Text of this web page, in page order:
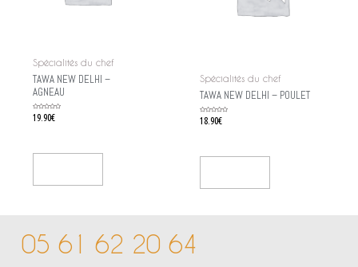
Spécialités du chef
TAWA NEW DELHI –
AGNEAU
Rated
19.90€
Spécialités du chef
TAWA NEW DELHI – POULET
Rated
18.90€
05 61 62 20 64